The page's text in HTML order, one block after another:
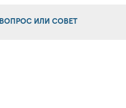
ИЛИ СОВЕТ